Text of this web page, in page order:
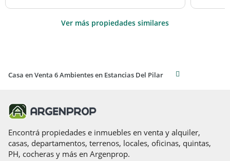
Ver más propiedades similares
Casa en Venta 6 Ambientes en Estancias Del Pilar
Encontrá propiedades e inmuebles en venta y alquiler,
casas, departamentos, terrenos, locales, oficinas, quintas,
PH, cocheras y más en Argenprop.